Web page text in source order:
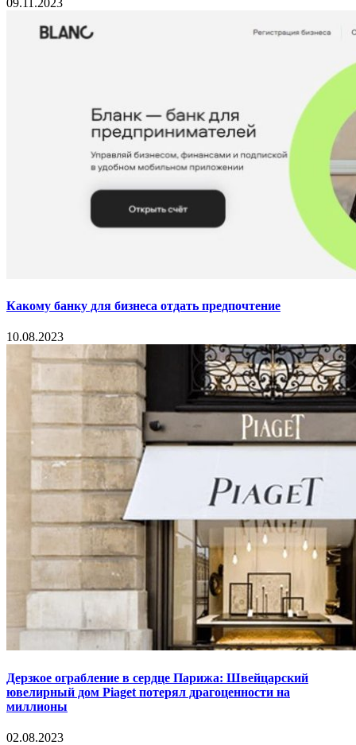
Какому банку для бизнеса отдать предпочтение
10.08.2023
Дерзкое ограбление в сердце Парижа: Швейцарский
ювелирный дом Piaget потерял драгоценности на
миллионы
02.08.2023